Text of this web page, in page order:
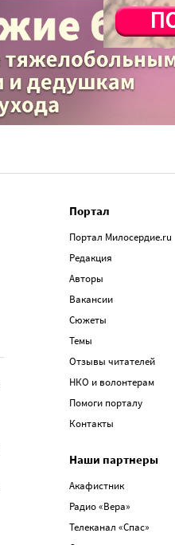
Портал
Портал Милосердие.ru
Редакция
Авторы
Вакансии
Сюжеты
Темы
Отзывы читателей
НКО и волонтерам
Помоги порталу
Контакты
Наши партнеры
Акафистник
Радио «Вера»
Телеканал «Спас»